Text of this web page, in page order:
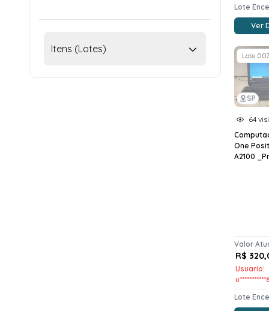
Itens (Lotes)
Lote
Ver
SP
Lote 007
64
One
A2100
Valor
R$
Usuario:
Lote